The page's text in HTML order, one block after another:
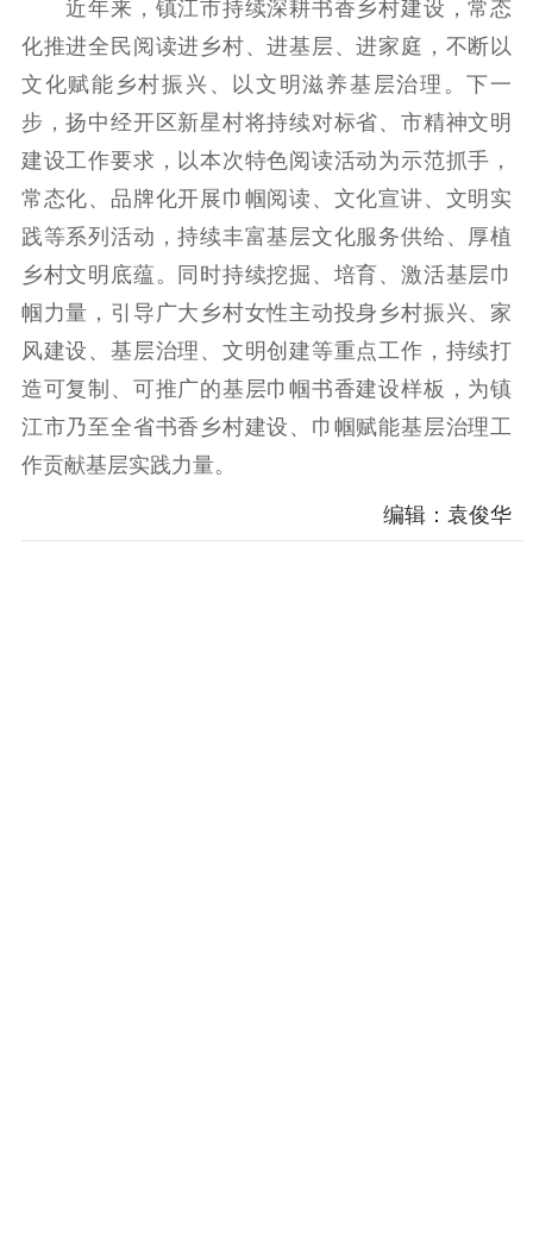
数据资源
公共服务
新时代公民素养
提升资源库
新闻出版
政务服务
作品著作权
登记服务
科研创新
服务管理平台
智库服务
管理平台
文艺创作
服务管理
文化产业
统计分析
数字出版
审读服务
新闻发布工作备
案管理系统
电影
服务
理论宣讲
共建共享平台
政工继续教育学
习平台
责任编辑注册
业务申报系统
近年来，镇江市持续深耕书香乡村建设，常态
化推进全民阅读进乡村、进基层、进家庭，不断以
文化赋能乡村振兴、以文明滋养基层治理。下一
步，扬中经开区新星村将持续对标省、市精神文明
建设工作要求，以本次特色阅读活动为示范抓手，
常态化、品牌化开展巾帼阅读、文化宣讲、文明实
践等系列活动，持续丰富基层文化服务供给、厚植
乡村文明底蕴。同时持续挖掘、培育、激活基层巾
帼力量，引导广大乡村女性主动投身乡村振兴、家
风建设、基层治理、文明创建等重点工作，持续打
造可复制、可推广的基层巾帼书香建设样板，为镇
江市乃至全省书香乡村建设、巾帼赋能基层治理工
作贡献基层实践力量。
编辑：袁俊华